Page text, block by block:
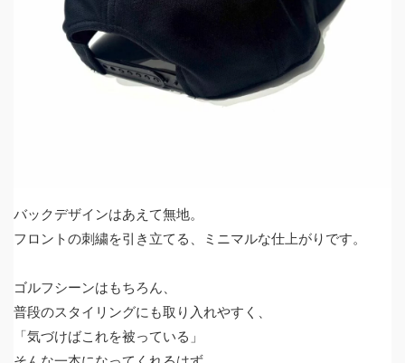
バックデザインはあえて無地。
フロントの刺繍を引き立てる、ミニマルな仕上がりです。
ゴルフシーンはもちろん、
普段のスタイリングにも取り入れやすく、
「気づけばこれを被っている」